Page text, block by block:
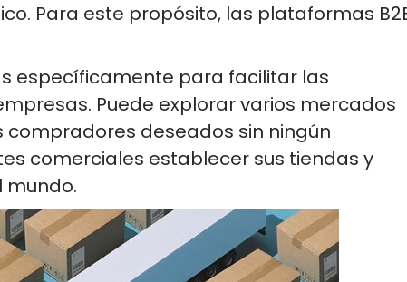
Para este propósito, las plataformas
específicamente para facilitar las
Puede explorar varios mercados
deseados sin ningún
comerciales establecer sus tiendas y
mundo.